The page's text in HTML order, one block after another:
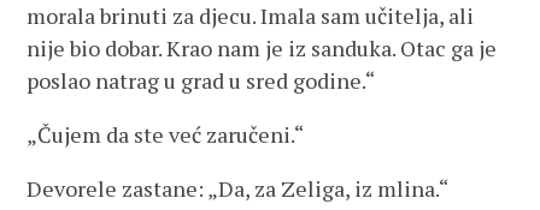
morala brinuti za djecu. Imala sam učitelja, ali
nije bio dobar. Krao nam je iz sanduka. Otac ga je
poslao natrag u grad u sred godine.“
„Čujem da ste već zaručeni.“
Devorele zastane: „Da, za Zeliga, iz mlina.“